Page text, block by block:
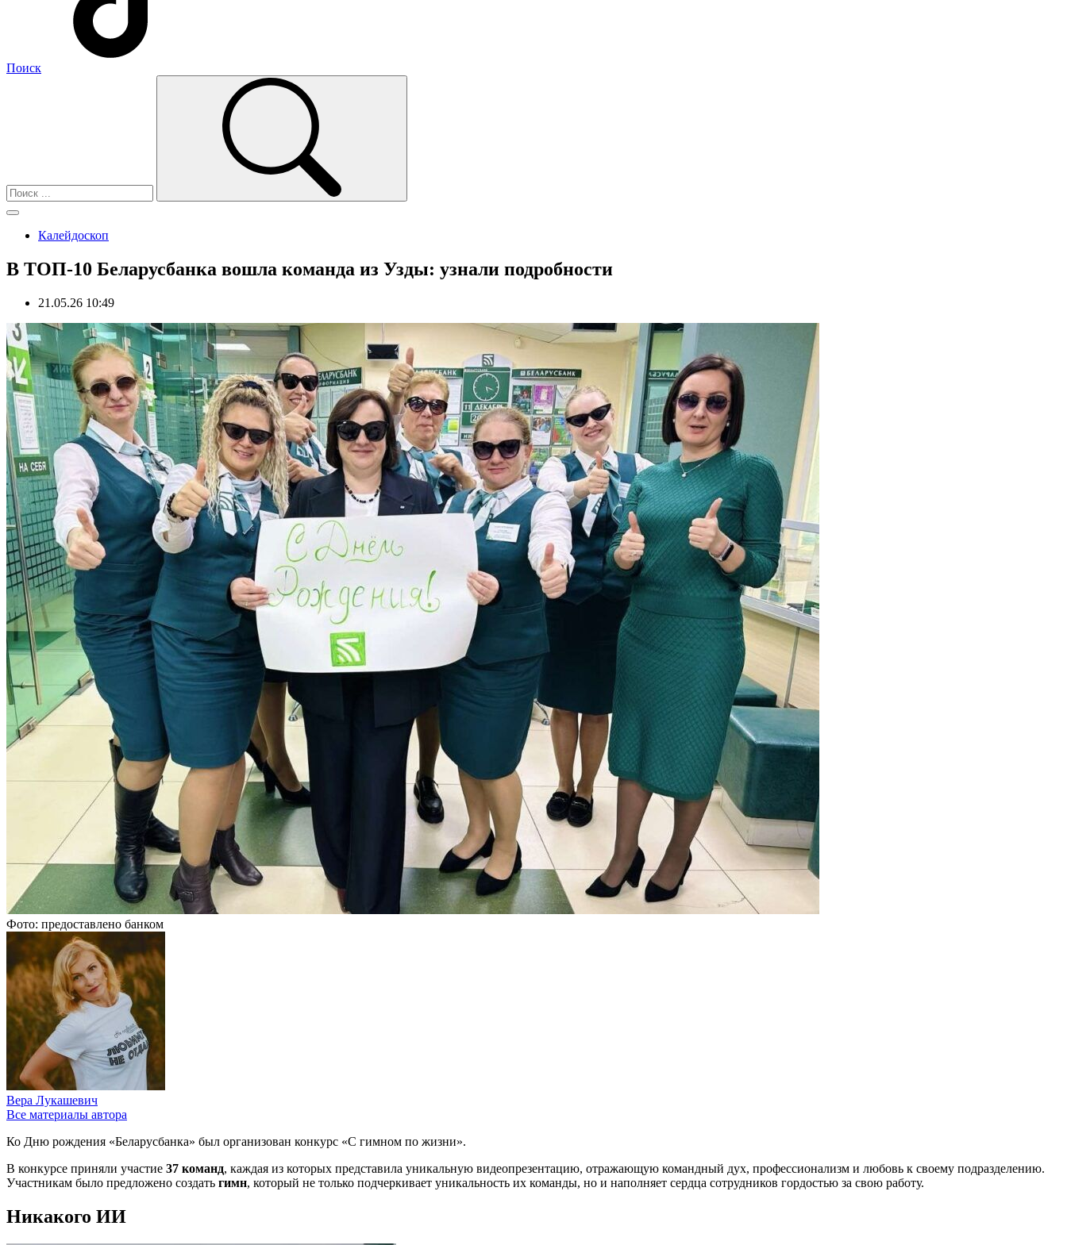
Поиск
Калейдоскоп
В ТОП-10 Беларусбанка вошла команда из Узды: узнали подробности
21.05.26 10:49
Фото: предоставлено банком
Вера Лукашевич
Все материалы автора
Ко Дню рождения «Беларусбанка» был организован конкурс «С гимном по жизни».
В конкурсе приняли участие 37 команд, каждая из которых представила уникальную видеопрезентацию, отражающую командный дух, профессионализм и любовь к своему подразделению.
Участникам было предложено создать гимн, который не только подчеркивает уникальность их команды, но и наполняет сердца сотрудников гордостью за свою работу.
Никакого ИИ